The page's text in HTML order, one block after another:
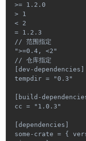
>= 1.2.0
> 1
< 2
= 1.2.3
// 范围指定
">=0.4, <2"
// 仓库指定
[dev-dependencies]
tempdir = "0.3"
[build-
cc = "1.0.3"
[dependencies]
some-crate = {